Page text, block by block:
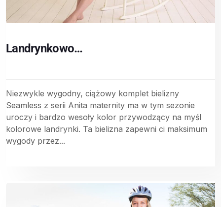
Landrynkowo…
Niezwykle wygodny, ciążowy komplet bielizny
Seamless z serii Anita maternity ma w tym sezonie
uroczy i bardzo wesoły kolor przywodzący na myśl
kolorowe landrynki. Ta bielizna zapewni ci maksimum
wygody przez...